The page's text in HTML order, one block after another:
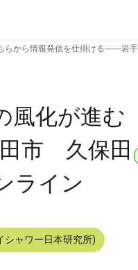
らから情報発信を仕掛ける――
風化が進む
市 久保田
ライン
シャワー日本研究所)